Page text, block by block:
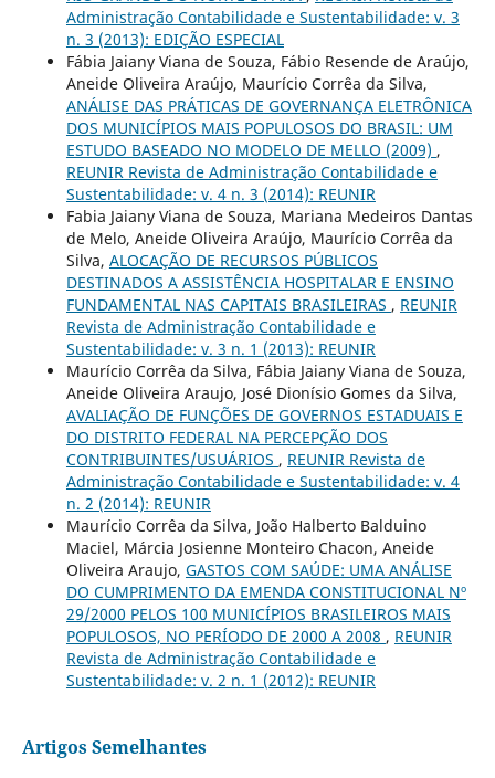
Administração Contabilidade e Sustentabilidade: v. 3
n. 3 (2013): EDIÇÃO ESPECIAL
Fábia Jaiany Viana de Souza, Fábio Resende de Araújo,
Aneide Oliveira Araújo, Maurício Corrêa da Silva,
ANÁLISE DAS PRÁTICAS DE GOVERNANÇA ELETRÔNICA
DOS MUNICÍPIOS MAIS POPULOSOS DO BRASIL: UM
ESTUDO BASEADO NO MODELO DE MELLO (2009) ,
REUNIR Revista de Administração Contabilidade e
Sustentabilidade: v. 4 n. 3 (2014): REUNIR
Fabia Jaiany Viana de Souza, Mariana Medeiros Dantas
de Melo, Aneide Oliveira Araújo, Maurício Corrêa da
Silva, ALOCAÇÃO DE RECURSOS PÚBLICOS
DESTINADOS A ASSISTÊNCIA HOSPITALAR E ENSINO
FUNDAMENTAL NAS CAPITAIS BRASILEIRAS , REUNIR
Revista de Administração Contabilidade e
Sustentabilidade: v. 3 n. 1 (2013): REUNIR
Maurício Corrêa da Silva, Fábia Jaiany Viana de Souza,
Aneide Oliveira Araujo, José Dionísio Gomes da Silva,
AVALIAÇÃO DE FUNÇÕES DE GOVERNOS ESTADUAIS E
DO DISTRITO FEDERAL NA PERCEPÇÃO DOS
CONTRIBUINTES/USUÁRIOS , REUNIR Revista de
Administração Contabilidade e Sustentabilidade: v. 4
n. 2 (2014): REUNIR
Maurício Corrêa da Silva, João Halberto Balduino
Maciel, Márcia Josienne Monteiro Chacon, Aneide
Oliveira Araujo, GASTOS COM SAÚDE: UMA ANÁLISE
DO CUMPRIMENTO DA EMENDA CONSTITUCIONAL Nº
29/2000 PELOS 100 MUNICÍPIOS BRASILEIROS MAIS
POPULOSOS, NO PERÍODO DE 2000 A 2008 , REUNIR
Revista de Administração Contabilidade e
Sustentabilidade: v. 2 n. 1 (2012): REUNIR
Artigos Semelhantes